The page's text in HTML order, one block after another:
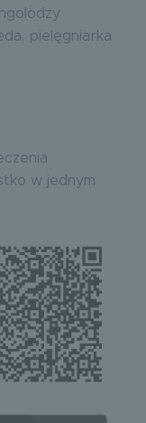
pielęgniarka
w jednym